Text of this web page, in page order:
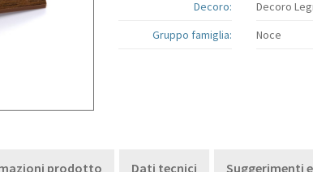
Decoro:
Gruppo famiglia:
Decoro
Noce
prodotto Dati tecnici Suggerimenti